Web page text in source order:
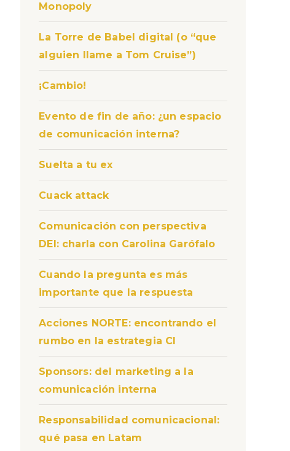
Monopoly
La Torre de Babel digital (o “que
alguien llame a Tom Cruise”)
¡Cambio!
Evento de fin de año: ¿un espacio
de comunicación interna?
Suelta a tu ex
Cuack attack
Comunicación con perspectiva
DEI: charla con Carolina Garófalo
Cuando la pregunta es más
importante que la respuesta
Acciones NORTE: encontrando el
rumbo en la estrategia CI
Sponsors: del marketing a la
comunicación interna
Responsabilidad comunicacional:
qué pasa en Latam